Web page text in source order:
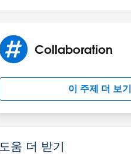
Collaboration
이 주제 더 보기
도움 더 받기